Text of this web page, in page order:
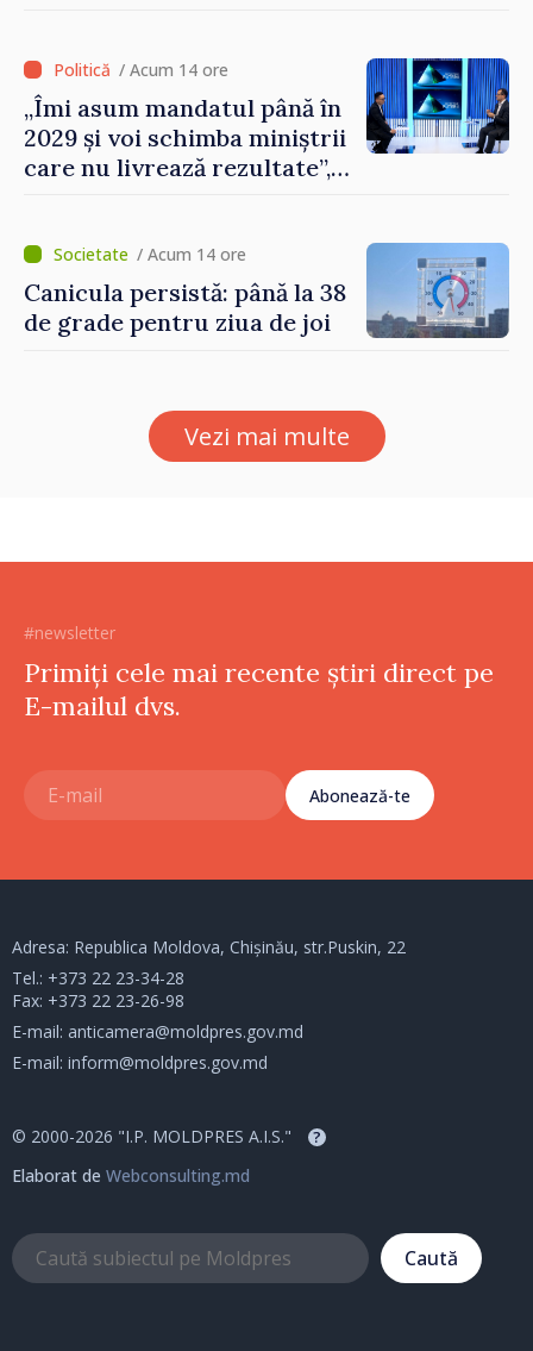
/ Acum 14 ore
„Îmi asum mandatul până în
2029 și voi schimba miniștrii
care nu livrează rezultate”,
/ Acum 14 ore
Canicula persistă: până la 38
de grade pentru ziua de joi
Vezi mai multe
#newsletter
Primiți cele mai recente știri direct pe
E-mailul dvs.
Abonează-te
Adresa: Republica Moldova, Chișinău, str.Puskin, 22
Tel.: +373 22 23-34-28
Fax: +373 22 23-26-98
E-mail: anticamera@moldpres.gov.md
E-mail: inform@moldpres.gov.md
© 2000-2026 "I.P. MOLDPRES A.I.S." ?
Elaborat de Webconsulting.md
Caută